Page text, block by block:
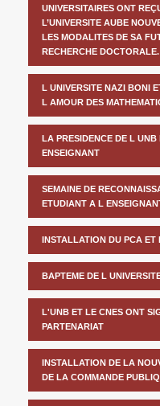
UNIVERSITAIRES ONT
L’UNIVERSITE AUBE
LES MODALITES DE SA
RECHERCHE DOCTORALE.
L UNIVERSITE NAZI BONI
L AMOUR DES
LA PRESIDENCE DE L UNB
ENSEIGNANT
SEMAINE DE
ETUDIANT A L
INSTALLATION DU PCA ET
BAPTEME DE L
L'UNB ET LE CNES ONT
PARTENARIAT
INSTALLATION DE LA
DE LA COMMANDE